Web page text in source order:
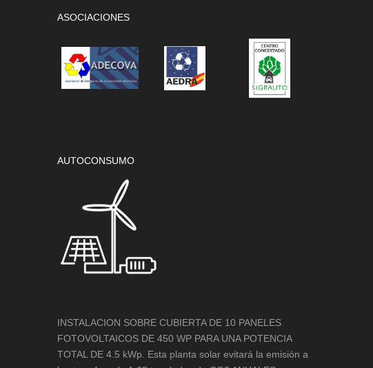
ASOCIACIONES
AUTOCONSUMO
INSTALACION SOBRE CUBIERTA DE 10 PANELES
FOTOVOLTAICOS DE 450 WP PARA UNA POTENCIA
TOTAL DE 4.5 kWp. Esta planta solar evitará la emisión a